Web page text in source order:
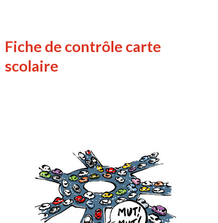
Fiche de contrôle carte
scolaire